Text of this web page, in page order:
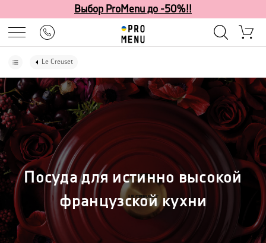
Выбор ProMenu до -50%!!
Le Creuset
Посуда для истинно высокой
французской кухни